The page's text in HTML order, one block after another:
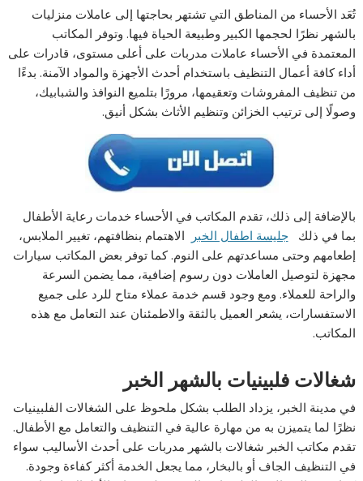
تُعَد الأحساء من المناطق التي تشتهر بحاجتها إلى عاملات منزليات
بالشهر نظرًا لحجمها الكبير وطبيعة الحياة فيها. وتوفر المكاتب
المعتمدة في الأحساء عاملات مدربات على أعلى مستوى، قادرات على
أداء كافة أعمال التنظيف باستخدام أحدث الأجهزة والمواد الآمنة. بدءًا
من تنظيف المفروشات وتعقيمها، مرورًا بتلميع النوافذ والشبابيك،
وصولًا إلى ترتيب الخزائن وتنظيم الأثاث بشكل أنيق.
بالإضافة إلى ذلك، تقدم المكاتب في الأحساء خدمات رعاية الأطفال
بما في ذلكجليسة اطفال الخبر
الاهتمام بنظافتهم، تغيير الملابس،
إطعامهم وحتى مساعدتهم على النوم. كما توفر بعض المكاتب سيارات
مجهزة لتوصيل العاملات دون رسوم إضافية، مما يضمن السرعة
والراحة للعملاء. ومع وجود قسم خدمة عملاء متاح للرد على جميع
الاستفسارات، يشعر العميل بالثقة والاطمئنان عند التعامل مع هذه
المكاتب.
شغالات فلبينيات بالشهر الخبر
في مدينة الخبر، يزداد الطلب بشكل ملحوظ على الشغالات الفلبينيات
نظرًا لما يتميزن به من مهارة عالية في التنظيف والتعامل مع الأطفال.
تقدم مكاتب الخبر شغالات بالشهر مدربات على أحدث الأساليب سواء
في التنظيف الجاف أو بالبخار، مما يجعل الخدمة أكثر كفاءة وجودة.